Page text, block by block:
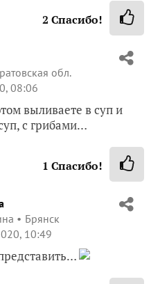
2 Спасибо!
обл.
08:06
выливаете в суп и
с грибами…
1 Спасибо!
Брянск
10:49